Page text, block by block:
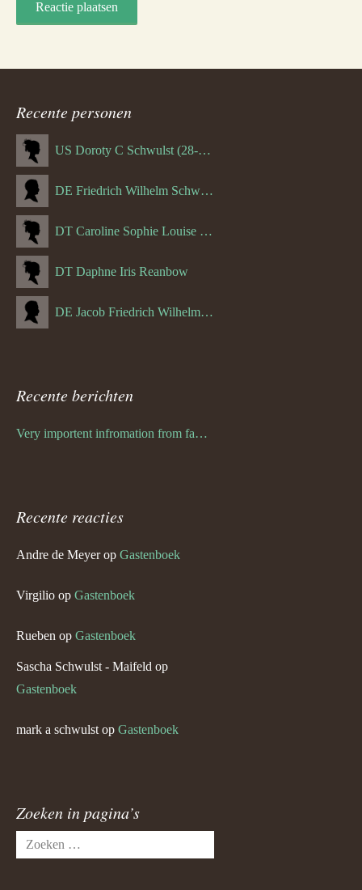
Recente personen
US Doroty C Schwulst (28-12-1919)
DE Friedrich Wilhelm Schwulst
DT Caroline Sophie Louise Schreuder born Schwulst (13-05-1866)
DT Daphne Iris Reanbow
DE Jacob Friedrich Wilhelm Hurth
Recente berichten
Very importent infromation from family Schwulst
Recente reacties
Andre de Meyerop Gastenboek
Virgilio op Gastenboek
Rueben op Gastenboek
Sascha Schwulst - Maifeld op
Gastenboek
mark a schwulst op Gastenboek
Zoeken in pagina’s
Zoeken
naar: